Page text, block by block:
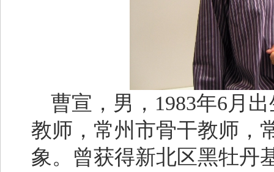
曹宣，男，1983年6月
教师，常州市骨干教师，
象。曾获得新北区黑牡丹